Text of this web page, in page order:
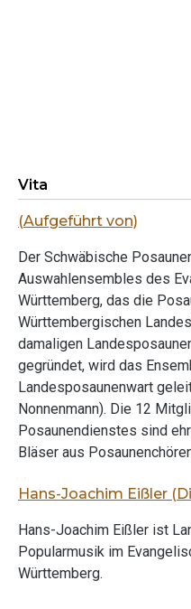
Vita
(Aufgeführt von)
Der Schwäbische
Auswahlensembles des
Württemberg, das die
Württembergischen
damaligen
gegründet, wird das
Landesposaunenwart
Nonnenmann). Die 12
Posaunendienstes sind
Bläser aus
Hans-Joachim Eißler
Hans-Joachim Eißler ist
Popularmusik im
Württemberg.